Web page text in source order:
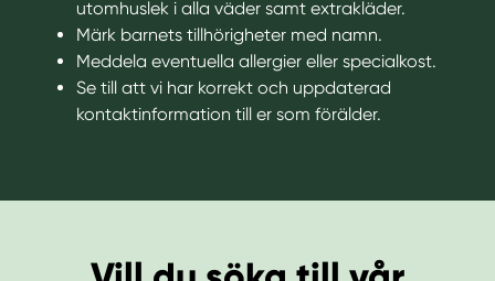
utomhuslek i alla väder samt extrakläder.
Märk barnets tillhörigheter med namn.
Meddela eventuella allergier eller specialkost.
Se till att vi har korrekt och uppdaterad
kontaktinformation till er som förälder.